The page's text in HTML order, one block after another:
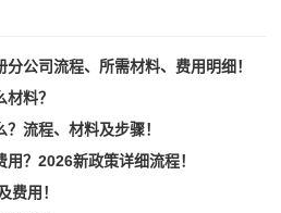
公司流程、所需材料、费用明细！
料？
流程、材料及步骤！
？2026新政策详细流程！
费用！